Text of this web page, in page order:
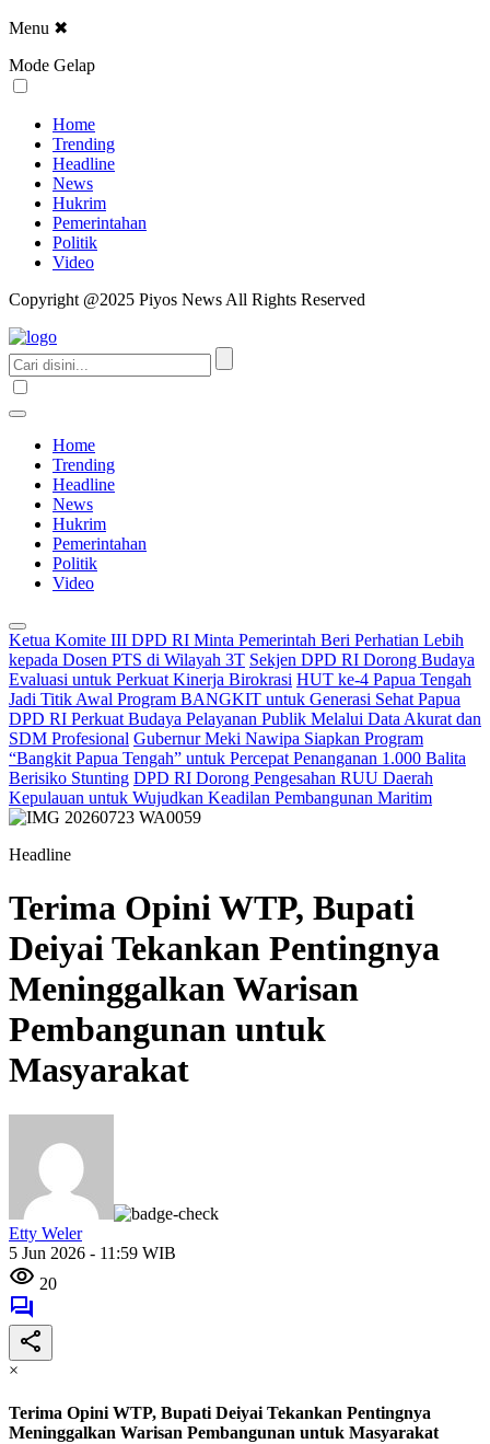
Menu ✖
Mode Gelap
Home
Trending
Headline
News
Hukrim
Pemerintahan
Politik
Video
Copyright @2025 Piyos News All Rights Reserved
Home
Trending
Headline
News
Hukrim
Pemerintahan
Politik
Video
Ketua Komite III DPD RI Minta Pemerintah Beri Perhatian Lebih
kepada Dosen PTS di Wilayah 3T Sekjen DPD RI Dorong Budaya
Evaluasi untuk Perkuat Kinerja Birokrasi HUT ke-4 Papua Tengah
Jadi Titik Awal Program BANGKIT untuk Generasi Sehat Papua
DPD RI Perkuat Budaya Pelayanan Publik Melalui Data Akurat dan
SDM Profesional Gubernur Meki Nawipa Siapkan Program
“Bangkit Papua Tengah” untuk Percepat Penanganan 1.000 Balita
Berisiko Stunting DPD RI Dorong Pengesahan RUU Daerah
Kepulauan untuk Wujudkan Keadilan Pembangunan Maritim
Headline
Terima Opini WTP, Bupati
Deiyai Tekankan Pentingnya
Meninggalkan Warisan
Pembangunan untuk
Masyarakat
Etty Weler
5 Jun 2026 - 11:59 WIB
20
×
Terima Opini WTP, Bupati Deiyai Tekankan Pentingnya
Meninggalkan Warisan Pembangunan untuk Masyarakat